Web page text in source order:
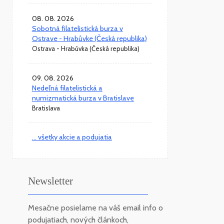
08. 08. 2026
Sobotná filatelistická burza v
Ostrave - Hrabůvke (Česká republika)
Ostrava - Hrabůvka (Česká republika)
09. 08. 2026
Nedeľná filatelistická a
numizmatická burza v Bratislave
Bratislava
... všetky akcie a podujatia
Newsletter
Mesačne posielame na váš email info o
podujatiach, nových článkoch,